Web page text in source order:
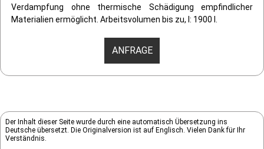
Verdampfung ohne thermische Schädigung empfindlicher
Materialien ermöglicht. Arbeitsvolumen bis zu, l: 1900 l.
ANFRAGE
Der Inhalt dieser Seite wurde durch eine automatisch Übersetzung ins
Deutsche übersetzt. Die Originalversion ist auf Englisch. Vielen Dank für Ihr
Verständnis.